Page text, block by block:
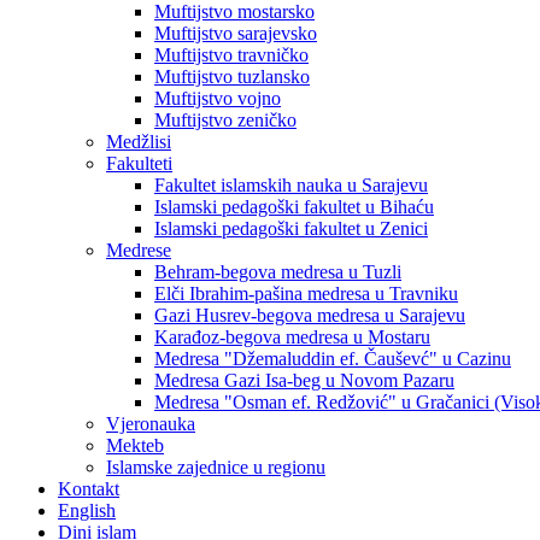
Muftijstvo mostarsko
Muftijstvo sarajevsko
Muftijstvo travničko
Muftijstvo tuzlansko
Muftijstvo vojno
Muftijstvo zeničko
Medžlisi
Fakulteti
Fakultet islamskih nauka u Sarajevu
Islamski pedagoški fakultet u Bihaću
Islamski pedagoški fakultet u Zenici
Medrese
Behram-begova medresa u Tuzli
Elči Ibrahim-pašina medresa u Travniku
Gazi Husrev-begova medresa u Sarajevu
Karađoz-begova medresa u Mostaru
Medresa "Džemaluddin ef. Čauševć" u Cazinu
Medresa Gazi Isa-beg u Novom Pazaru
Medresa "Osman ef. Redžović" u Gračanici
Vjeronauka
Mekteb
Islamske zajednice u regionu
Kontakt
English
Dini islam